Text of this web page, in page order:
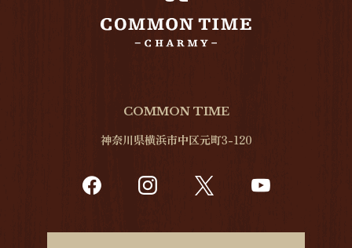
COMMON TIME
神奈川県横浜市中区元町3-120